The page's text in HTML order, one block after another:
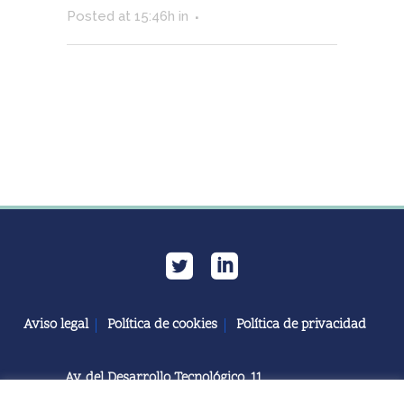
Posted at 15:46h in
Aviso legal Política de cookies Política de privacidad
Av. del Desarrollo Tecnológico, 11